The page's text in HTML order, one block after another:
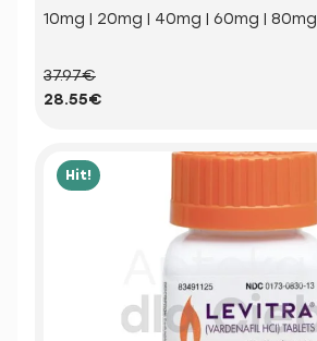
10mg | 20mg | 40mg | 60mg | 80mg
37.97€
28.55€
Hit!